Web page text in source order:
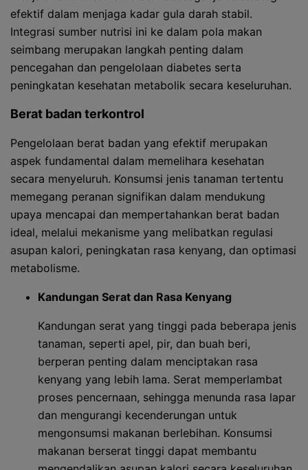
efektif dalam menjaga kadar gula darah stabil.
Integrasi sumber nutrisi ini ke dalam pola makan
seimbang merupakan langkah penting dalam
pencegahan dan pengelolaan diabetes serta
peningkatan kesehatan metabolik secara keseluruhan.
Berat badan terkontrol
Pengelolaan berat badan yang efektif merupakan
aspek fundamental dalam memelihara kesehatan
secara menyeluruh. Konsumsi jenis tanaman tertentu
memegang peranan signifikan dalam mendukung
upaya mencapai dan mempertahankan berat badan
ideal, melalui mekanisme yang melibatkan regulasi
asupan kalori, peningkatan rasa kenyang, dan optimasi
metabolisme.
Kandungan Serat dan Rasa Kenyang
Kandungan serat yang tinggi pada beberapa jenis
tanaman, seperti apel, pir, dan buah beri,
berperan penting dalam menciptakan rasa
kenyang yang lebih lama. Serat memperlambat
proses pencernaan, sehingga menunda rasa lapar
dan mengurangi kecenderungan untuk
mengonsumsi makanan berlebihan. Konsumsi
makanan berserat tinggi dapat membantu